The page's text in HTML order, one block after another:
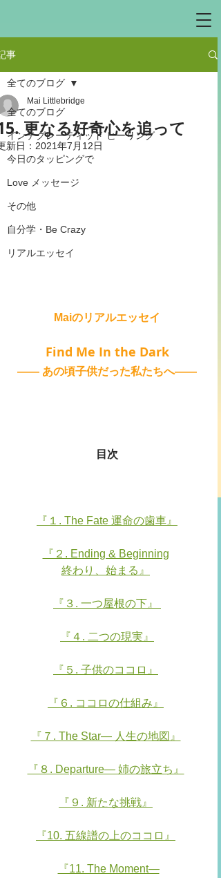
事
全てのブログ
インテグレーティッド ヒーリング
今日のタッピングで
Love メッセージ
その他
自分学・Be Crazy
リアルエッセイ
全てのブログ
更なる好奇心を追って
Mai Littlebridge
新日： 2021年7月12日
Maiのリアルエッセイ
Find Me In the Dark
—— あの頃子供だった私たちへ——
目次
『１. The Fate 運命の歯車』
『２. Ending & Beginning
終わり、始まる』
『３. 一つ屋根の下』
『４. 二つの現実』
『５. 子供のココロ』
『６. ココロの仕組み』
『７. The Star— 人生の地図』
『８. Departure— 姉の旅立ち』
『９. 新たな挑戦』
『10. 五線譜の上のココロ』
『11. The Moment—